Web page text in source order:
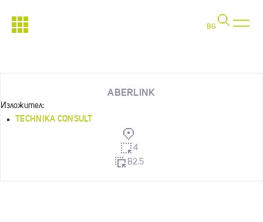
BG
ABERLINK
Изложител:
TECHNIKA CONSULT
4
B2.5